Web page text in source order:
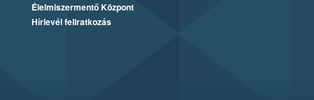
Élelmiszermentő Központ
Hírlevél feliratkozás